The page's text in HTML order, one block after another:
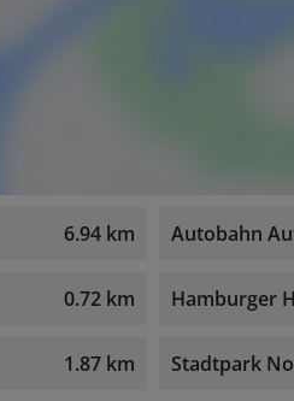
6.94 km Autobahn
0.72 km Hamburger
1.87 km Stadtpark